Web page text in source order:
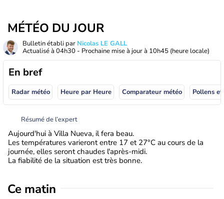
MÉTÉO DU JOUR
Bulletin établi par Nicolas LE GALL
Actualisé à 04h30 - Prochaine mise à jour à 10h45 (heure locale)
En bref
Radar météo Heure par Heure Comparateur météo Pollens
Résumé de l’expert
Aujourd'hui à Villa Nueva, il fera beau.
Les températures varieront entre 17 et 27°C au cours de la
journée, elles seront chaudes l'après-midi.
La fiabilité de la situation est très bonne.
Ce matin